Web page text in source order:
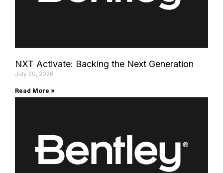
NXT Activate: Backing the Next Generation
July 20, 2026
Read More »